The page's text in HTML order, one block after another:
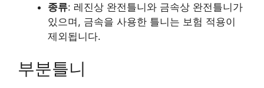
종류: 레진상 완전틀니와 금속상 완전틀니가
있으며, 금속을 사용한 틀니는 보험 적용이
제외됩니다.
부분틀니